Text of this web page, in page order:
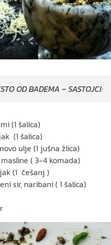
OD BADEMA – SASTOJCI:
(1 šalica)
(1 šalica)
ulje (1 jušna žlica)
( 3-4 komada)
(1 češanj )
sir, naribani ( 1 šalica)